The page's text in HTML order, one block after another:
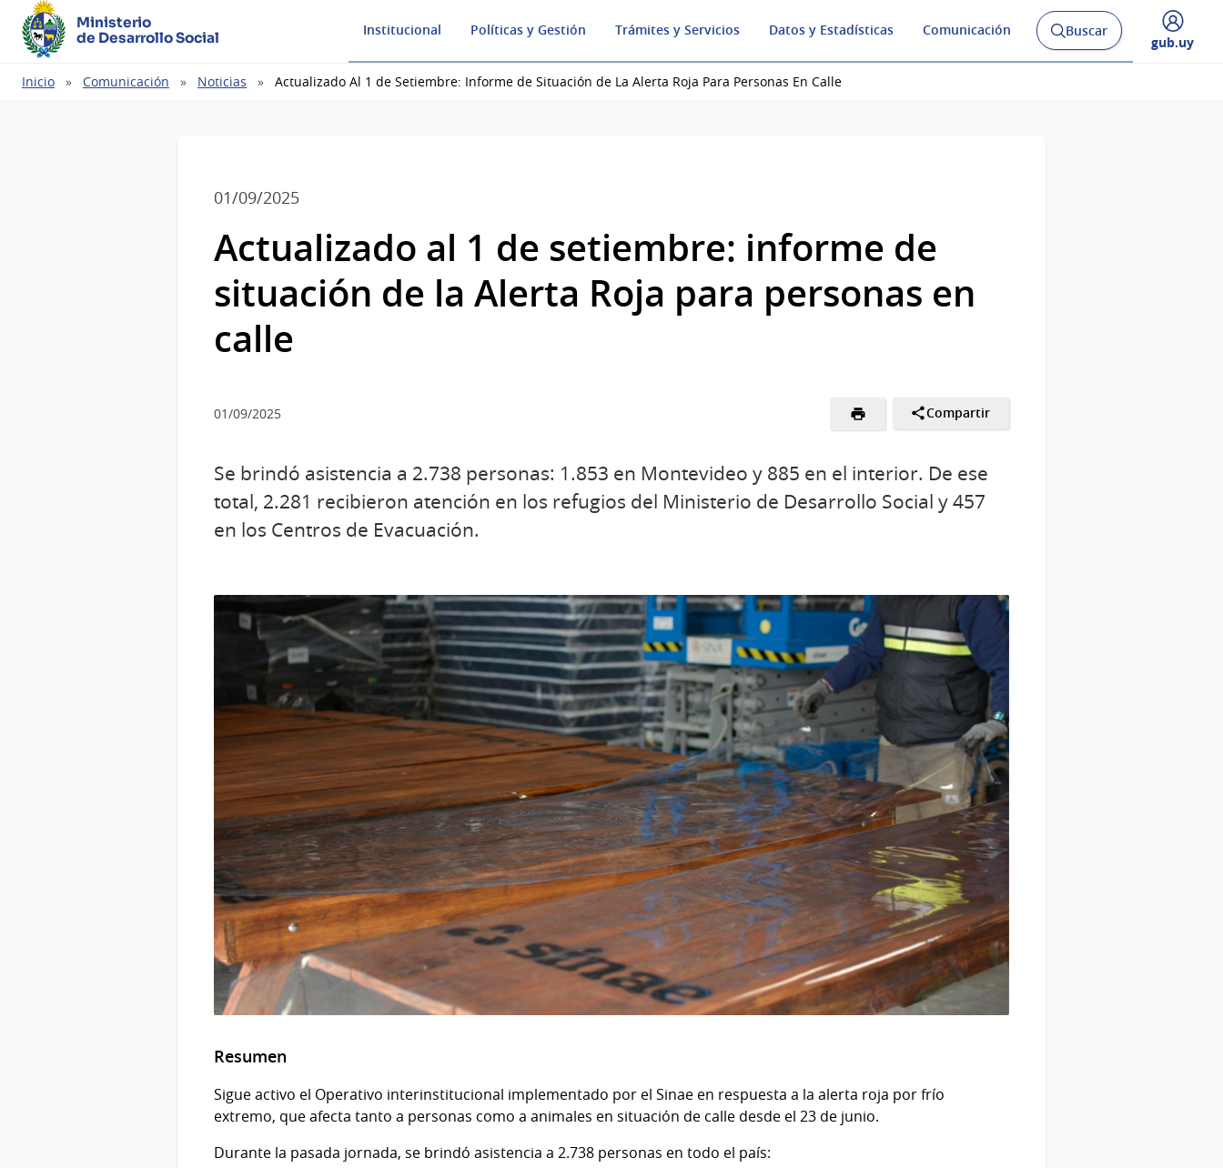
Ministerio
de Desarrollo Social
Institucional Políticas y Gestión Trámites y Servicios Datos y Estadísticas Comunicación
Abrir
buscador
Buscar
Desplegar
gub.uy
Ruta
Inicio Comunicación Noticias Actualizado Al 1 de Setiembre: Informe de Situación de La Alerta Roja Para Personas En Calle
01/09/2025
Actualizado al 1 de setiembre: informe de
situación de la Alerta Roja para personas en
calle
01/09/2025 Compartir
Se brindó asistencia a 2.738 personas: 1.853 en Montevideo y 885 en el interior. De ese
total, 2.281 recibieron atención en los refugios del Ministerio de Desarrollo Social y 457
en los Centros de Evacuación.
Resumen
Sigue activo el Operativo interinstitucional implementado por el Sinae en respuesta a la alerta roja por frío
extremo, que afecta tanto a personas como a animales en situación de calle desde el 23 de junio.
Durante la pasada jornada, se brindó asistencia a 2.738 personas en todo el país: